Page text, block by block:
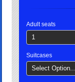
Adult seats
1
Suitcases
Select Option....